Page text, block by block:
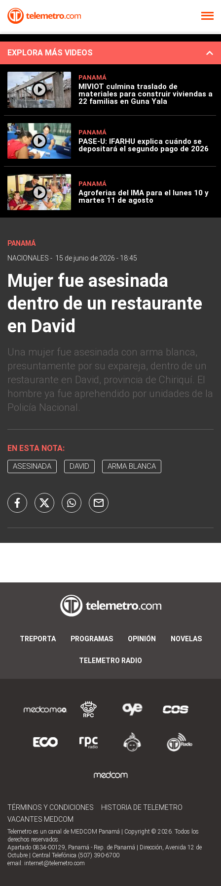
EXPLORA MÁS VIDEOS
PANAMÁ
MIVIOT culmina traslado de
materiales para construir viviendas a
22 familias en Guna Yala
PANAMÁ
PASE-U: IFARHU explica cuándo se
depositará el segundo pago de 2026
PANAMÁ
Agroferias del IMA para el lunes 10 y
martes 11 de agosto
PANAMÁ
NACIONALES - 15 de junio de 2026 - 18:45
Mujer fue asesinada
dentro de un restaurante
en David
Una mujer fue asesinada con arma blanca,
presuntamente por su expareja, dentro de un
restaurante en David, provincia de Chiriquí. El
hombre ya fue aprehendido por unidades de la
Policía Nacional.
EN ESTA NOTA:
ASESINADA DAVID ARMA BLANCA
TREPORTA PROGRAMAS OPINIÓN NOVELAS
TELEMETRO RADIO
TÉRMINOS Y CONDICIONES
HISTORIA DE TELEMETRO
VACANTES MEDCOM
Telemetro es un canal de MEDCOM Panamá | Copyright © 2026. Todos los
derechos reservados.
Apartado 0834-00129, Panamá - Rep. de Panamá | Dirección, Avenida 12 de
Octubre | Central Telefónica (507) 390-6700
email: internet@telemetro.com